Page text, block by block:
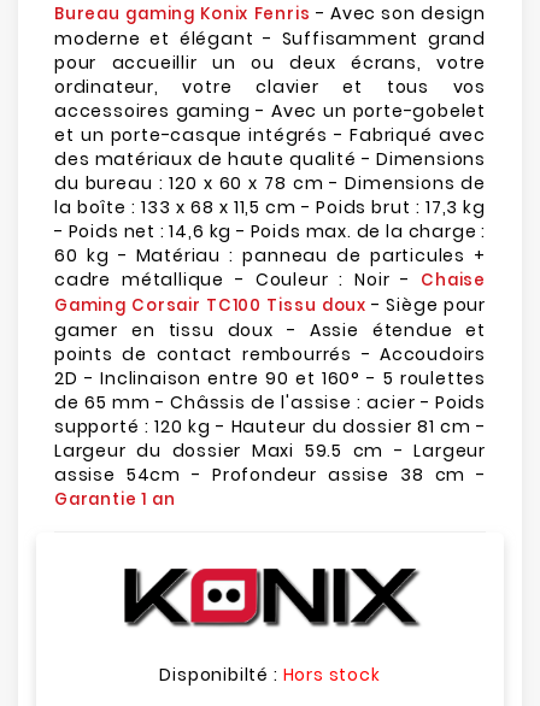
Bureau gaming Konix Fenris - Avec son design
moderne et élégant - Suffisamment grand
pour accueillir un ou deux écrans, votre
ordinateur, votre clavier et tous vos
accessoires gaming - Avec un porte-gobelet
et un porte-casque intégrés - Fabriqué avec
des matériaux de haute qualité - Dimensions
du bureau : 120 x 60 x 78 cm - Dimensions de
la boîte : 133 x 68 x 11,5 cm - Poids brut : 17,3 kg
- Poids net : 14,6 kg - Poids max. de la charge :
60 kg - Matériau : panneau de particules +
cadre métallique - Couleur : Noir - Chaise
Gaming Corsair TC100 Tissu doux - Siège pour
gamer en tissu doux - Assie étendue et
points de contact rembourrés - Accoudoirs
2D - Inclinaison entre 90 et 160° - 5 roulettes
de 65 mm - Châssis de l'assise : acier - Poids
supporté : 120 kg - Hauteur du dossier 81 cm -
Largeur du dossier Maxi 59.5 cm - Largeur
assise 54cm - Profondeur assise 38 cm -
Garantie 1 an
Disponibilté : Hors stock